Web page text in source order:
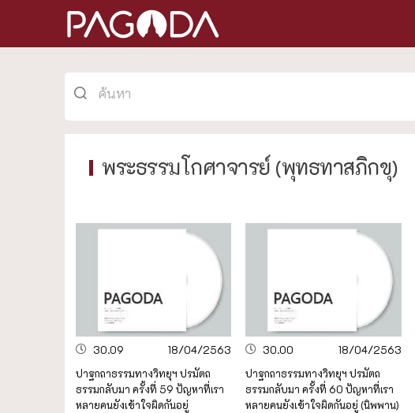
พระธรรมโกศาจารย์ (พุทธทาสภิกขุ)
30.09
18/04/2563
ปาฐกถาธรรมทางวิทยุฯ ปรมัตถ
ธรรมกลับมา ครั้งที่ 59 ปัญหาที่เรา
หลายคนยังเข้าใจผิดกันอยู่
30.00
18/04/2563
ปาฐกถาธรรมทางวิทยุฯ ปรมัตถ
ธรรมกลับมา ครั้งที่ 60 ปัญหาที่เรา
หลายคนยังเข้าใจผิดกันอยู่ (นิพพาน)